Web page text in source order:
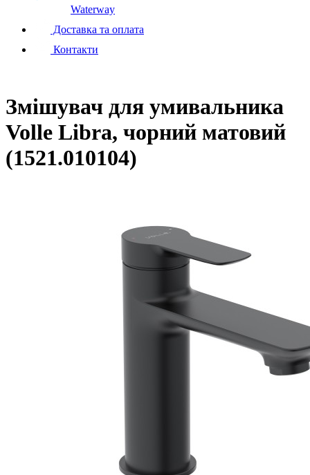
Waterway
Доставка та оплата
Контакти
Змішувач для умивальника
Volle Libra, чорний матовий
(1521.010104)